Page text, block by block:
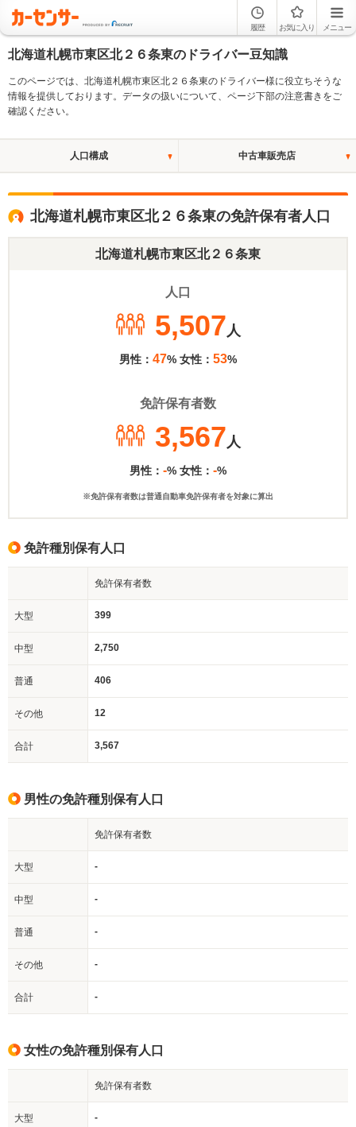
履歴 お気に入り メニュー
北海道札幌市東区北２６条東のドライバー豆知識
このページでは、北海道札幌市東区北２６条東のドライバー様に役立ちそうな
情報を提供しております。データの扱いについて、ページ下部の注意書きをご
確認ください。
人口構成 中古車販売店
北海道札幌市東区北２６条東の免許保有者人口
北海道札幌市東区北２６条東
人口
5,507人
男性： 47% 女性： 53%
免許保有者数
3,567人
男性： -% 女性： -%
※免許保有者数は普通自動車免許保有者を対象に算出
免許種別保有人口
免許保有者数
大型 399
中型 2,750
普通 406
その他 12
合計 3,567
男性の免許種別保有人口
免許保有者数
大型 -
中型 -
普通 -
その他 -
合計 -
女性の免許種別保有人口
免許保有者数
大型 -